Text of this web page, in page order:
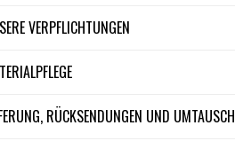
VERPFLICHTUNGEN
RÜCKSENDUNGEN UND UMTAUSCH